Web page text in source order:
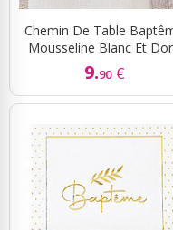
Chemin De Table
Mousseline Blanc Et
9.90 €